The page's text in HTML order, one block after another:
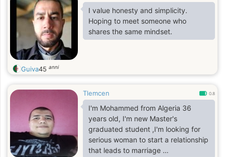
I value honesty and simplicity.
Hoping to meet someone who
shares the same mindset.
Guiva45 anni
Tlemcen 0.8
I'm Mohammed from Algeria 36
years old, I'm new Master's
graduated student ,I'm looking for
serious woman to start a relationship
that leads to marriage